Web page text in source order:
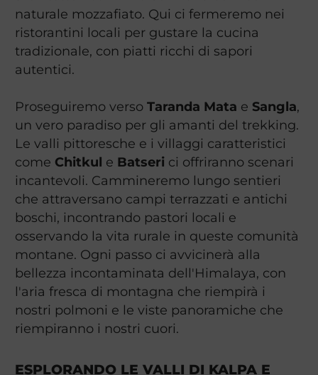
naturale mozzafiato. Qui ci fermeremo nei
ristorantini locali per gustare la cucina
tradizionale, con piatti ricchi di sapori
autentici.
Proseguiremo verso Taranda Mata e Sangla,
un vero paradiso per gli amanti del trekking.
Le valli pittoresche e i villaggi caratteristici
come Chitkul e Batseri ci offriranno scenari
incantevoli. Cammineremo lungo sentieri
che attraversano campi terrazzati e antichi
boschi, incontrando pastori locali e
osservando la vita rurale in queste comunità
montane. Ogni passo ci avvicinerà alla
bellezza incontaminata dell'Himalaya, con
l'aria fresca di montagna che riempirà i
nostri polmoni e le viste panoramiche che
riempiranno i nostri cuori.
ESPLORANDO LE VALLI DI KALPA E